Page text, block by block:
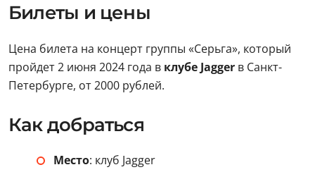
Билеты и цены
Цена билета на концерт группы «Серьга», который
пройдет 2 июня 2024 года в клубе Jagger в Санкт-
Петербурге, от 2000 рублей.
Как добраться
Место: клуб Jagger